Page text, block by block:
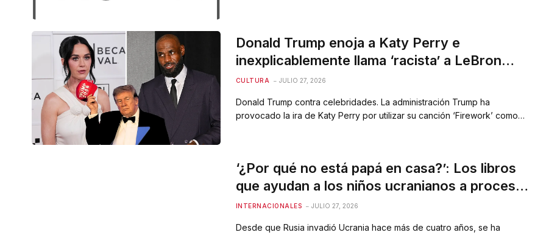
Donald Trump enoja a Katy Perry e
inexplicablemente llama ‘racista’ a LeBron
James
CULTURA JULIO 27, 2026
Donald Trump contra celebridades. La administración Trump ha
provocado la ira de Katy Perry por utilizar su canción ‘Firework’ como
‘¿Por qué no está papá en casa?’: Los libros
que ayudan a los niños ucranianos a procesar
la guerra
INTERNACIONALES JULIO 27, 2026
Desde que Rusia invadió Ucrania hace más de cuatro años, se ha